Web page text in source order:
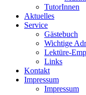
TutorInnen
Aktuelles
Service
Gästebuch
Wichtige
Lektüre-
Links
Kontakt
Impressum
Impressum